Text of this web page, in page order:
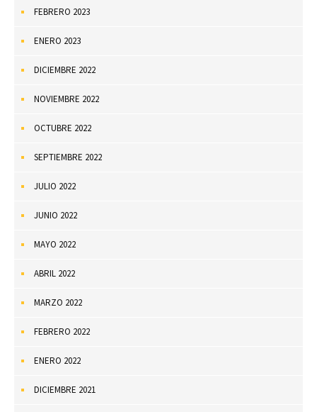
FEBRERO 2023
ENERO 2023
DICIEMBRE 2022
NOVIEMBRE 2022
OCTUBRE 2022
SEPTIEMBRE 2022
JULIO 2022
JUNIO 2022
MAYO 2022
ABRIL 2022
MARZO 2022
FEBRERO 2022
ENERO 2022
DICIEMBRE 2021